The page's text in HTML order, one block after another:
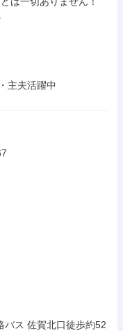
主夫活躍中
バス 佐賀北口徒歩約52